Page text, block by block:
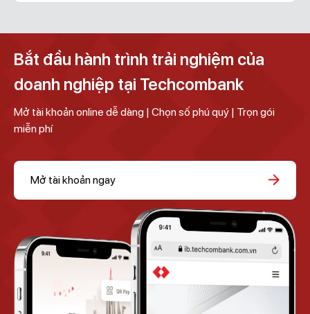
Bắt đầu hành trình trải nghiệm của
doanh nghiệp tại Techcombank
Mở tài khoản online dễ dàng | Chọn số phú quý | Trọn gói
miễn phí
Mở tài khoản ngay